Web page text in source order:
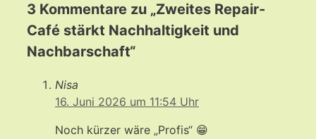
3 Kommentare zu „Zweites Repair-
Café stärkt Nachhaltigkeit und
Nachbarschaft“
Nisa
16. Juni 2026 um 11:54 Uhr
Noch kürzer wäre „Profis“ 😁